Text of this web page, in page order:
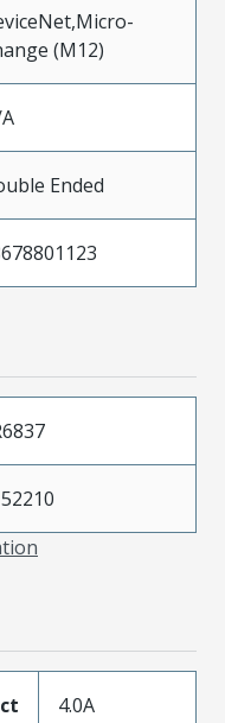
(M12)
Ended
4.0A